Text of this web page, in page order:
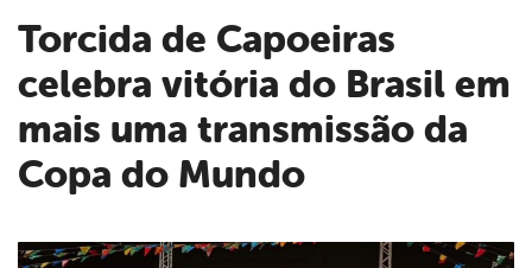
Torcida de Capoeiras
celebra vitória do Brasil em
mais uma transmissão da
Copa do Mundo